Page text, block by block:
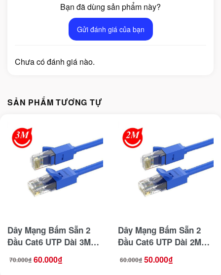
Bạn đã dùng sản phẩm này?
Gửi đánh giá của bạn
Chưa có đánh giá nào.
SẢN PHẨM TƯƠNG TỰ
Dây Mạng Bấm Sẵn 2
Đầu Cat6 UTP Dài 3M
Ugreen 11203
70.000₫
Giá
gốc 60.000₫
Giá
hiện
Dây Mạng Bấm Sẵn 2
Đầu Cat6 UTP Dài 2M
Ugreen 11202
60.000₫
Giá
gốc 50.000₫
Giá
hiện